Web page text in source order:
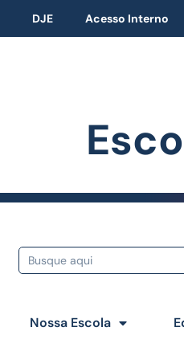
DJE Acesso Interno
Nossa Escola